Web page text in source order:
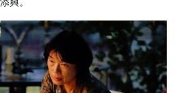
興。